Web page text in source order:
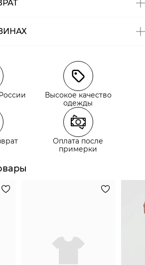
СДЭК
выдачи СДЭК
магазинов
СДЭК
выдачи СДЭК
Высокое качество
одежды
Оплата после
примерки